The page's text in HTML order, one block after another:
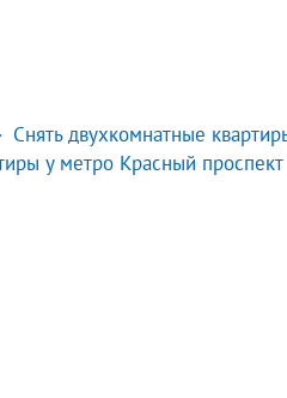
Снять двухкомнатные
у метро Красный проспект